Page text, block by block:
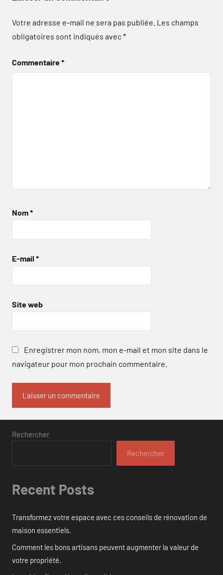
Votre adresse e-mail ne sera pas publiée. Les champs
obligatoires sont indiqués avec*
Commentaire*
Nom*
E-mail *
Site web
Enregistrer mon nom, mon e-mail et mon site dans le
navigateur pour mon prochain commentaire.
Rechercher
Rechercher
Recent Posts
Transformez votre espace avec ces conseils de rénovation de
maison essentiels.
Comment les bons artisans peuvent augmenter la valeur de
votre propriété.